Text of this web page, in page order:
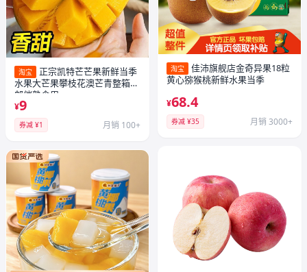
淘宝
正宗凯特芒芒果新鲜当季
水果大芒果攀枝花澳芒青整箱包
邮催熟食用
¥9
券减 ¥1 月销 100+
淘宝
佳沛旗舰店金奇异果18粒
黄心猕猴桃新鲜水果当季
¥68.4
券减 ¥35 月销 3000+